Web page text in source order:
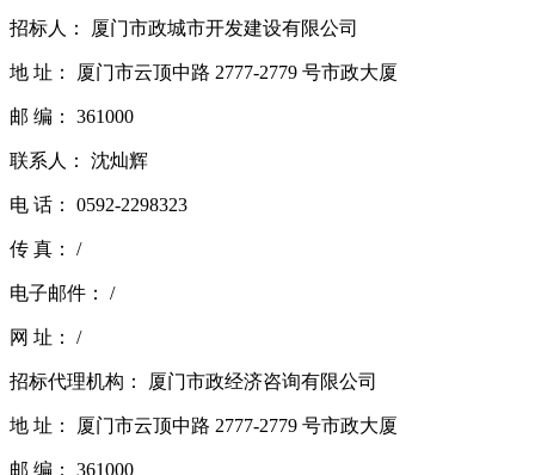
招标人： 厦门市政城市开发建设有限公司
地 址： 厦门市云顶中路 2777-2779 号市政大厦
邮 编： 361000
联系人： 沈灿辉
电 话： 0592-2298323
传 真： /
电子邮件： /
网 址： /
招标代理机构： 厦门市政经济咨询有限公司
地 址： 厦门市云顶中路 2777-2779 号市政大厦
邮 编： 361000